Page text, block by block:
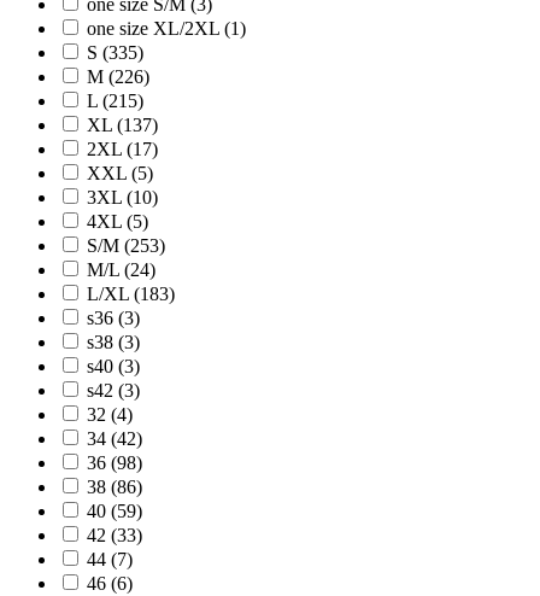
one size S/M (3)
one size XL/2XL (1)
S (335)
M (226)
L (215)
XL (137)
2XL (17)
XXL (5)
3XL (10)
4XL (5)
S/M (253)
M/L (24)
L/XL (183)
s36 (3)
s38 (3)
s40 (3)
s42 (3)
32 (4)
34 (42)
36 (98)
38 (86)
40 (59)
42 (33)
44 (7)
46 (6)